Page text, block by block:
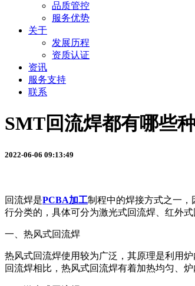
品质管控
服务优势
关于
发展历程
资质认证
资讯
服务支持
联系
SMT回流焊都有哪些
2022-06-06 09:13:49
回流焊是PCBA加工制程中的焊接方式之一
行分类的，具体可分为激光式回流焊、红外
一、热风式回流焊
热风式回流焊使用较为广泛，其原理是利用
回流焊相比，热风式回流焊有着加热均匀、